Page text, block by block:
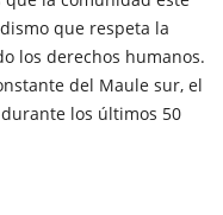
que respeta la
los derechos humanos.
del Maule sur, el
los últimos 50